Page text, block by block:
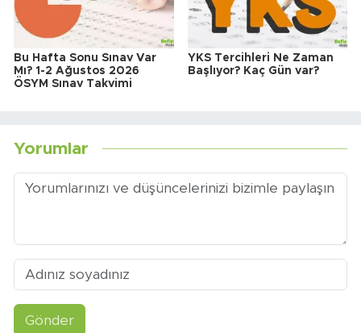
Bu Hafta Sonu Sınav Var
Mı? 1-2 Ağustos 2026
ÖSYM Sınav Takvimi
YKS Tercihleri Ne Zaman
Başlıyor? Kaç Gün var?
Yorumlar
Gönder